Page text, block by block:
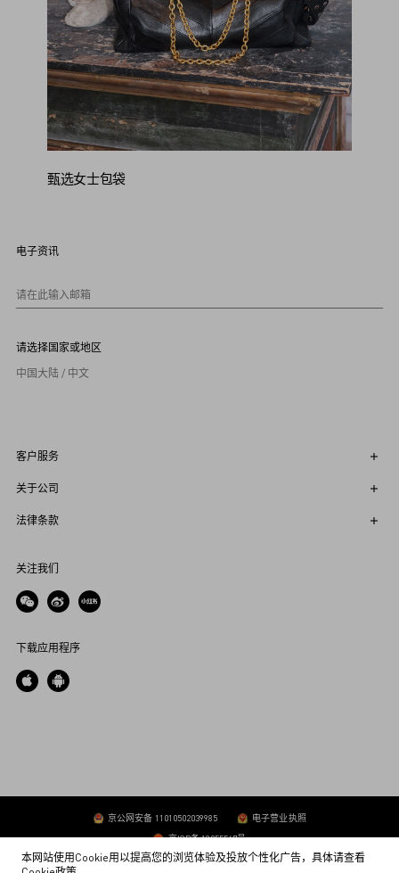
甄选女士包袋
电子资讯
请在此输入邮箱
请选择国家或地区
中国大陆 / 中文
客户服务
关于公司
法律条款
关注我们
下载应用程序
京公网安备 11010502039985
电子营业执照
京ICP备 19055547号
本网站使用Cookie用以提高您的浏览体验及投放个性化广告，具体请查看